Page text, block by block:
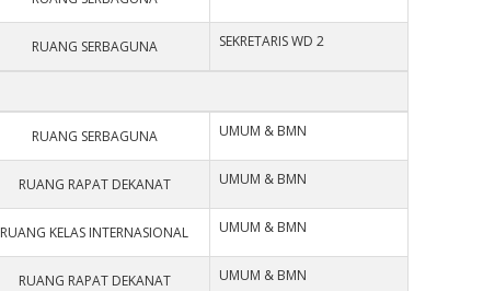
RUANG SERBAGUNA SEKRETARIS WD 2
RUANG SERBAGUNA UMUM & BMN
RUANG RAPAT DEKANAT UMUM & BMN
RUANG KELAS INTERNASIONAL UMUM & BMN
RUANG RAPAT DEKANAT UMUM & BMN